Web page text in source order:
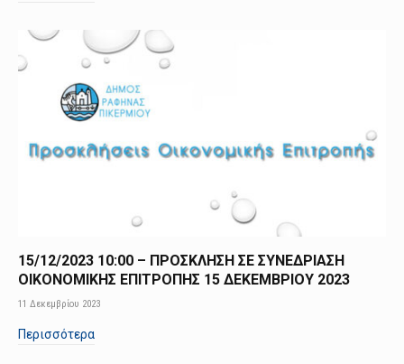
15/12/2023 10:00 – ΠΡΟΣΚΛΗΣΗ ΣΕ ΣΥΝΕΔΡΙΑΣΗ
ΟΙΚΟΝΟΜΙΚΗΣ ΕΠΙΤΡΟΠΗΣ 15 ΔΕΚΕΜΒΡΙΟΥ 2023
11 Δεκεμβρίου 2023
Περισσότερα